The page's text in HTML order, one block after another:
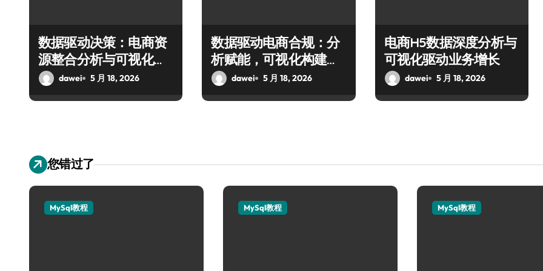
数据驱动决策：电商资
源整合分析与可视化实
战
dawei 5 月 18, 2026
数据驱动电商合规：分
析赋能，可视化构建风
控新防线
dawei 5 月 18, 2026
电商H5数据深度分析与
可视化驱动业务增长
dawei 5 月 18, 2026
您错过了
MySql教程 MySql教程 MySql教程